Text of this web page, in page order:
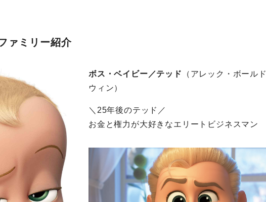
ァミリー紹介
ボス・ベイビー／テッド
（アレック・ボールド
ウィン）
＼25年後のテッド／
お金と権力が大好きなエリートビジネスマン